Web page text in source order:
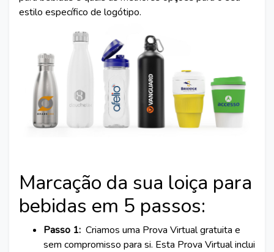
estilo específico de logótipo.
Marcação da sua loiça para
bebidas em 5 passos:
Passo 1: Criamos uma Prova Virtual gratuita e
sem compromisso para si. Esta Prova Virtual inclui